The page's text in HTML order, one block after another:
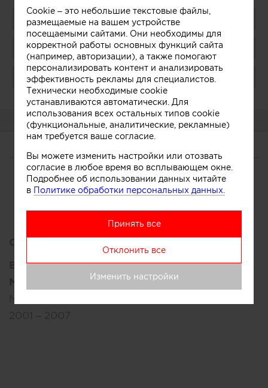
Поделиться
Сохранить в избранное
Поблагодарить
О СЕБЕ
О СЕБЕ
CV Услуги
Высшее:
Cookie – это небольшие текстовые файлы,
размещаемые на вашем устройстве
посещаемыми сайтами. Они необходимы для
корректной работы основных функций сайта
(например, авторизации), а также помогают
персонализировать контент и анализировать
эффективность рекламы для специалистов.
Технически необходимые cookie
устанавливаются автоматически. Для
использования всех остальных типов cookie
(функциональные, аналитические, рекламные)
нам требуется ваше согласие.
Вы можете изменить настройки или отозвать
согласие в любое время во всплывающем окне.
Подробнее об использовании данных читайте
в Политике обработки персональных данных.
Принять все
Отклонить все
Изменить настройки